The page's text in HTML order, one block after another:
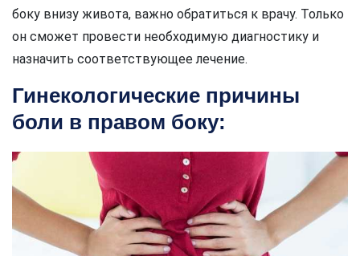
боку внизу живота, важно обратиться к врачу. Только
он сможет провести необходимую диагностику и
назначить соответствующее лечение.
Гинекологические причины
боли в правом боку: